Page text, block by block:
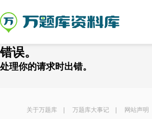
错误。
处理你的请求时出错。
关于万题库| 万题库大事记| 网站声明